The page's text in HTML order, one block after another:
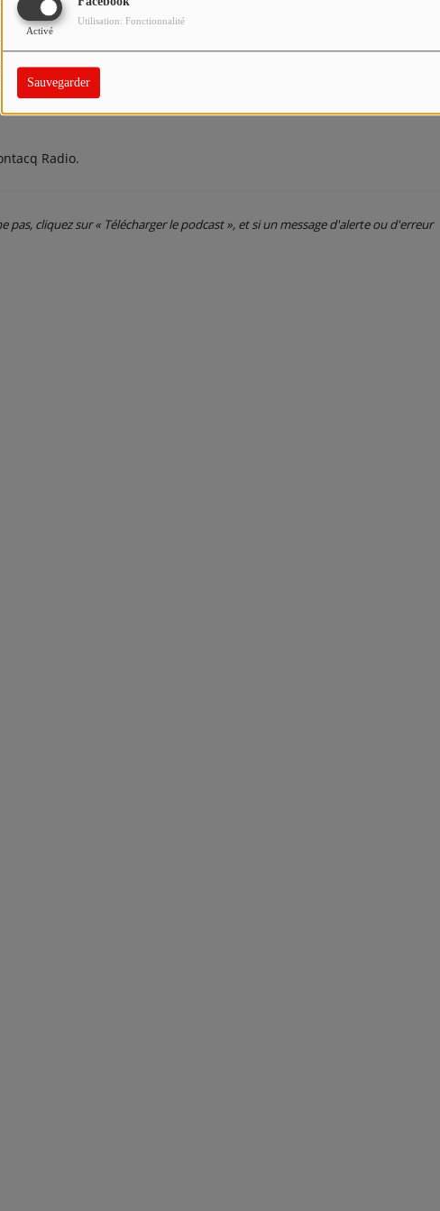
Activé
Utilisation: Fonctionnalité
Sauvegarder
pour atteindre 50 % d’autosuffisance", insiste Laëtita.
âge de donner leur plasma le font aujourd’hui, la sensibilisation reste
qu’ils ne savent pas à quoi ça sert, ni où donner", constate-t-elle.
rappellent qu’un don de plasma peut faire la différence et sauver des
Radio.
pas, cliquez sur « Télécharger le podcast », et si un message d'alerte ou d'erreur